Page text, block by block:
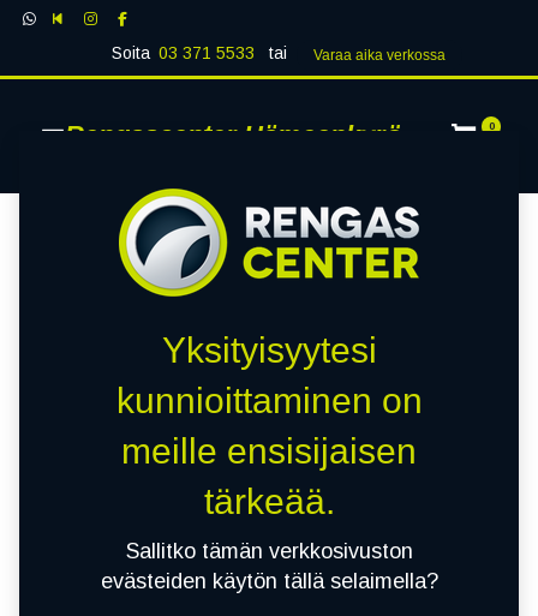
Soita 03 371 5533 tai Varaa aika verk​​​​ossa
Rengascenter Hämeenkyrö 0
Yksityisyytesi
kunnioittaminen on
meille ensisijaisen
tärkeää.
Sallitko tämän verkkosivuston
evästeiden käytön tällä selaimella?